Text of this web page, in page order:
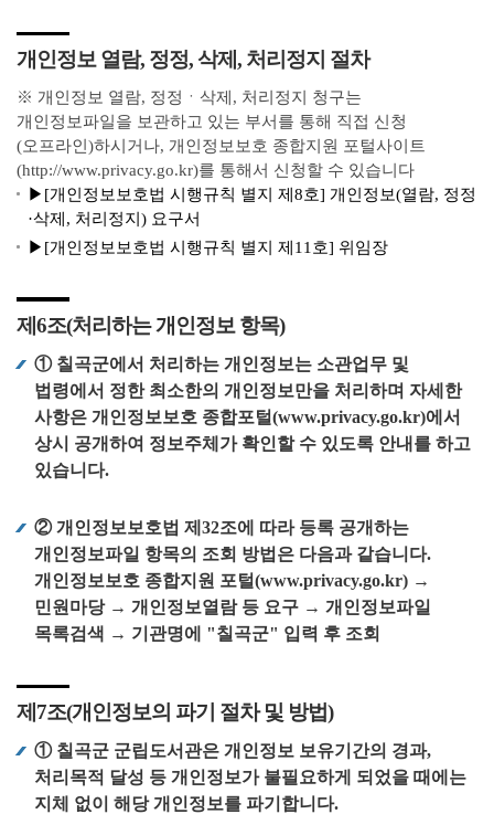
개인정보 열람, 정정, 삭제, 처리정지 절차
※ 개인정보 열람, 정정ㆍ삭제, 처리정지 청구는
개인정보파일을 보관하고 있는 부서를 통해 직접 신청
(오프라인)하시거나, 개인정보보호 종합지원 포털사이트
(http://www.privacy.go.kr)를 통해서 신청할 수 있습니다
▶[개인정보보호법 시행규칙 별지 제8호] 개인정보(열람, 정정
·삭제, 처리정지) 요구서
▶[개인정보보호법 시행규칙 별지 제11호] 위임장
제6조(처리하는 개인정보 항목)
① 칠곡군에서 처리하는 개인정보는 소관업무 및
법령에서 정한 최소한의 개인정보만을 처리하며 자세한
사항은 개인정보보호 종합포털(www.privacy.go.kr)에서
상시 공개하여 정보주체가 확인할 수 있도록 안내를 하고
있습니다.
② 개인정보보호법 제32조에 따라 등록 공개하는
개인정보파일 항목의 조회 방법은 다음과 같습니다.
개인정보보호 종합지원 포털(www.privacy.go.kr) →
민원마당 → 개인정보열람 등 요구 → 개인정보파일
목록검색 → 기관명에 "칠곡군" 입력 후 조회
제7조(개인정보의 파기 절차 및 방법)
① 칠곡군 군립도서관은 개인정보 보유기간의 경과,
처리목적 달성 등 개인정보가 불필요하게 되었을 때에는
지체 없이 해당 개인정보를 파기합니다.